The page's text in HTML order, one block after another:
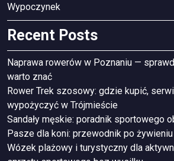
Wypoczynek
Recent Posts
Naprawa rowerów w Poznaniu —
warto znać
Rower Trek szosowy: gdzie kupić,
wypożyczyć w Trójmieście
Sandały męskie: poradnik sportowego
Pasze dla koni: przewodnik po
Wózek plażowy i turystyczny dla